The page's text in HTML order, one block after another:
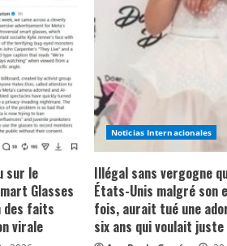
sur le
Glasses
des faits
virale
Noticias Internacionales
Illégal sans vergogne
États-Unis malgré son
fois, aurait tué une
six ans qui voulait